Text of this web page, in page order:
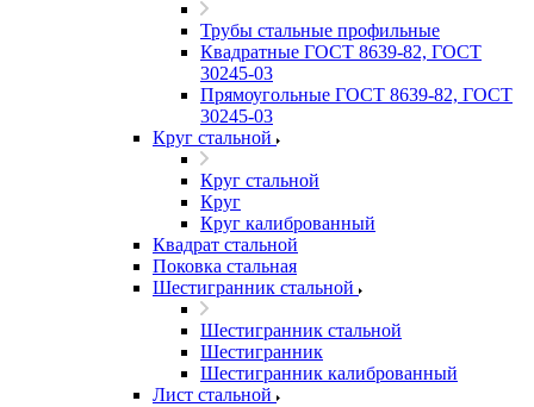
Трубы стальные профильные
Квадратные ГОСТ 8639-82, ГОСТ
30245-03
Прямоугольные ГОСТ 8639-82, ГОСТ
30245-03
Круг стальной
Круг стальной
Круг
Круг калиброванный
Квадрат стальной
Поковка стальная
Шестигранник стальной
Шестигранник стальной
Шестигранник
Шестигранник калиброванный
Лист стальной